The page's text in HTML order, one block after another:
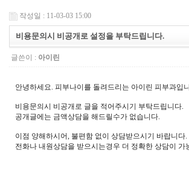
작성일 : 11-03-03 15:00
비용문의시 비공개로 설정을 부탁드립니다.
글쓴이 : 아이린
안녕하세요. 피부나이를 돌려드리는 아이린 피부과입
비용문의시 비공개로 글을 적어주시기 부탁드립니다.
공개글에는 금액상담을 해드릴수가 없습니다.
이점 양해하시어, 불편함 없이 상담받으시기 바랍니다.
전화나 내원상담을 받으시는경우 더 정확한 상담이 가